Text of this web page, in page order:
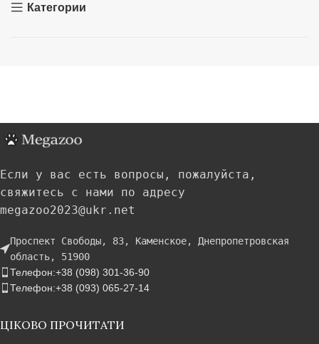
Категории
Если у вас есть вопросы, пожалуйста,
свяжитесь с нами по адресу
megazoo2023@ukr.net
Проспект Свободы, 83, Каменское, Днепропетровская
область, 51900
Телефон:+38 (098) 301-36-90
Телефон:+38 (093) 065-27-14
ЦІКОВО ПРОЧИТАТИ